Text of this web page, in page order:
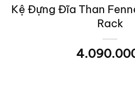
Kệ Đựng Đĩa Than
Rack